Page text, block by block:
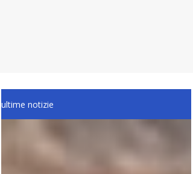
ultime notizie